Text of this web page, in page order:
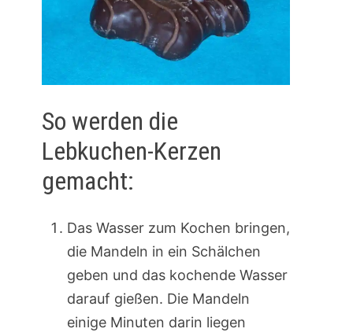
So werden die
Lebkuchen-Kerzen
gemacht:
Das Wasser zum Kochen bringen,
die Mandeln in ein Schälchen
geben und das kochende Wasser
darauf gießen. Die Mandeln
einige Minuten darin liegen